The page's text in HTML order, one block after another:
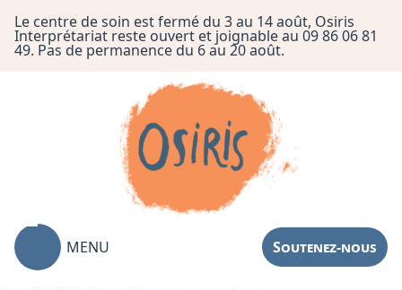
Le centre de soin est fermé du 3 au 14 août, Osiris
Interprétariat reste ouvert et joignable au 09 86 06 81
49. Pas de permanence du 6 au 20 août.
MENU Soutenez-nous